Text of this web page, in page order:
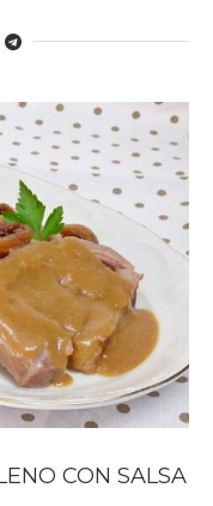
CON SALSA